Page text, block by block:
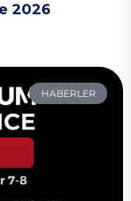
2026
HABERLER